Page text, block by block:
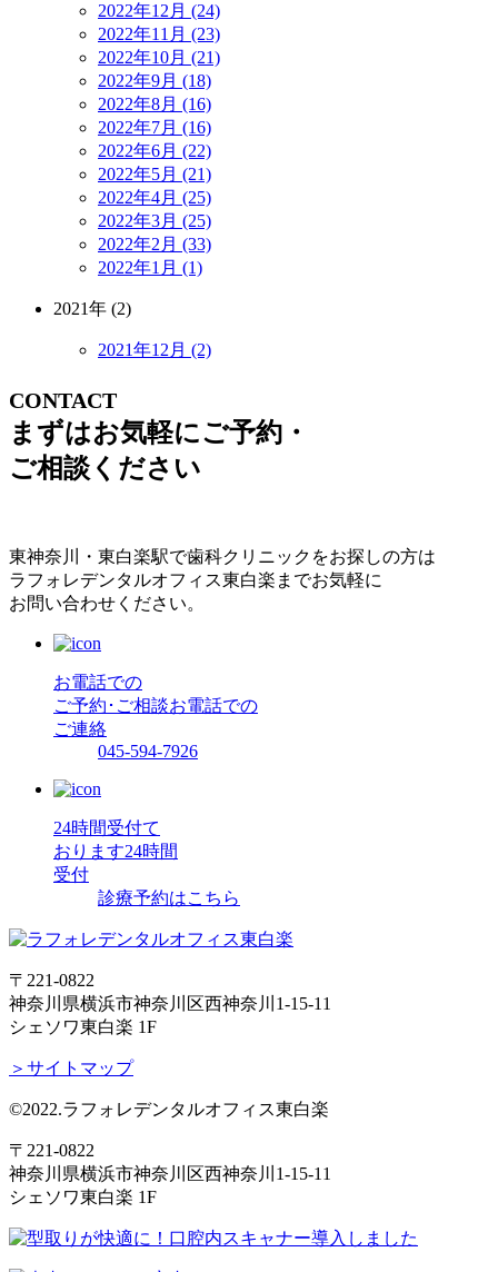
2022年12月 (24)
2022年11月 (23)
2022年10月 (21)
2022年9月 (18)
2022年8月 (16)
2022年7月 (16)
2022年6月 (22)
2022年5月 (21)
2022年4月 (25)
2022年3月 (25)
2022年2月 (33)
2022年1月 (1)
2021年 (2)
2021年12月 (2)
CONTACT
まずはお気軽にご予約・
ご相談ください
東神奈川・東白楽駅で歯科クリニックをお探しの方は
ラフォレデンタルオフィス東白楽までお気軽に
お問い合わせください。
お電話での
ご予約･ご相談お電話での
ご連絡
045-594-7926
24時間受付て
おります24時間
受付
診療予約はこちら
〒221-0822
神奈川県横浜市神奈川区西神奈川1-15-11
シェソワ東白楽 1F
＞サイトマップ
©2022.ラフォレデンタルオフィス東白楽
〒221-0822
神奈川県横浜市神奈川区西神奈川1-15-11
シェソワ東白楽 1F